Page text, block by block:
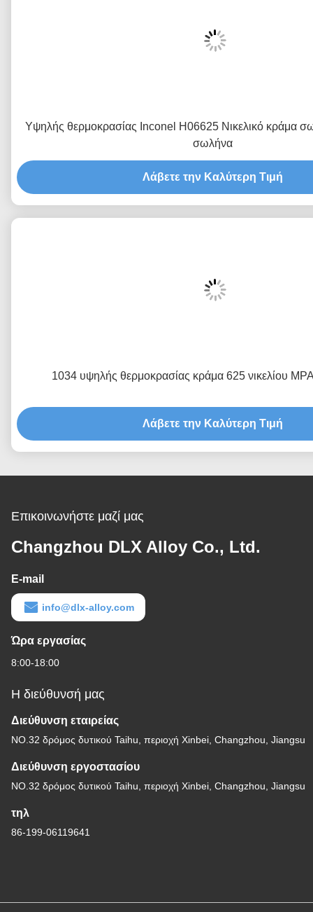
Υψηλής θερμοκρασίας Inconel H06625 Νικελικό κράμα
σωλήνα
Λάβετε την Καλύτερη Τιμή
1034 υψηλής θερμοκρασίας κράμα 625 νικελίου
Λάβετε την Καλύτερη Τιμή
Επικοινωνήστε μαζί μας
Changzhou DLX Alloy Co., Ltd.
E-mail
info@dlx-alloy.com
Ώρα εργασίας
8:00-18:00
Η διεύθυνσή μας
Διεύθυνση εταιρείας
NO.32 δρόμος δυτικού Taihu, περιοχή Xinbei, Changzhou, Jiangsu
Διεύθυνση εργοστασίου
NO.32 δρόμος δυτικού Taihu, περιοχή Xinbei, Changzhou, Jiangsu
τηλ
86-199-06119641